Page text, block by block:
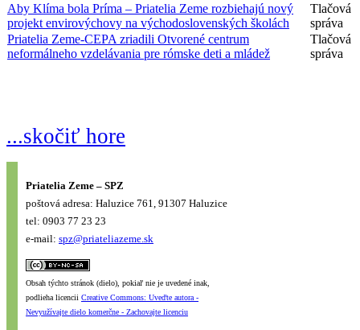
Aby Klíma bola Príma – Priatelia Zeme rozbiehajú nový
projekt envirovýchovy na východoslovenských školách
Tlačová
správa
Priatelia Zeme-CEPA zriadili Otvorené centrum
neformálneho vzdelávania pre rómske deti a mládež
Tlačová
správa
...skočiť hore
Priatelia Zeme – SPZ
poštová adresa: Haluzice 761, 91307 Haluzice
tel: 0903 77 23 23
e-mail: spz@priateliazeme.sk
Obsah týchto stránok (dielo), pokiaľ nie je uvedené inak,
podlieha licencii Creative Commons: Uveďte autora -
Nevyužívajte dielo komerčne - Zachovajte licenciu